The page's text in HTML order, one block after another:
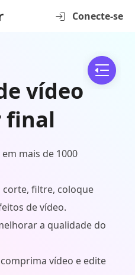
Conecte-se
vídeo
final
mais de 1000
corte, filtre, coloque
de vídeo.
a qualidade do
comprima vídeo e edite